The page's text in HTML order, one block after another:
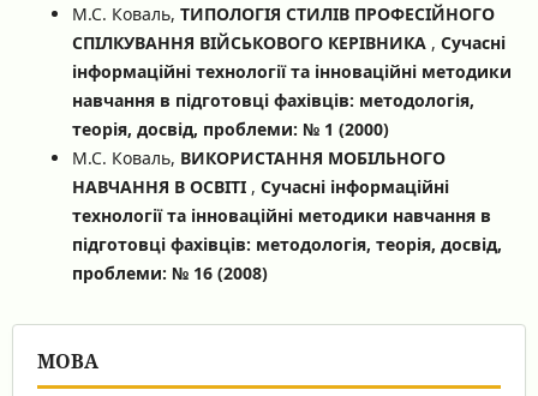
М.С. Коваль, ТИПОЛОГІЯ СТИЛІВ ПРОФЕСІЙНОГО
СПІЛКУВАННЯ ВІЙСЬКОВОГО КЕРІВНИКА , Сучасні
інформаційні технології та інноваційні методики
навчання в підготовці фахівців: методологія,
теорія, досвід, проблеми: № 1 (2000)
М.С. Коваль, ВИКОРИСТАННЯ МОБІЛЬНОГО
НАВЧАННЯ В ОСВІТІ , Сучасні інформаційні
технології та інноваційні методики навчання в
підготовці фахівців: методологія, теорія, досвід,
проблеми: № 16 (2008)
МОВА